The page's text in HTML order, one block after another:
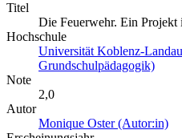
Titel
Die Feuerwehr. Ein Projekt
Hochschule
Universität Koblenz-
Grundschulpädagogik)
Note
2,0
Autor
Monique Oster (Autor:in)